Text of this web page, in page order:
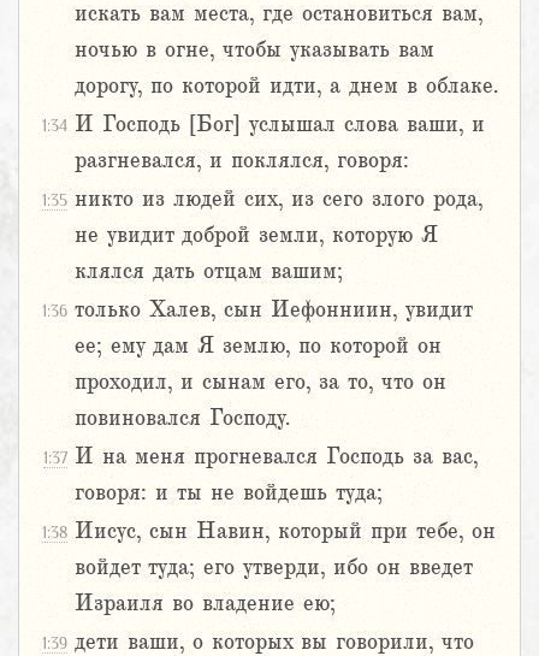
искать вам места, где остановиться вам,
ночью в огне, чтобы указывать вам
дорогу, по которой идти, а днем в облаке.
1:34 И Господь [Бог] услышал слова ваши, и
разгневался, и поклялся, говоря:
1:35 никто из людей сих, из сего злого рода,
не увидит доброй земли, которую Я
клялся дать отцам вашим;
1:36 только Халев, сын Иефонниин, увидит
ее; ему дам Я землю, по которой он
проходил, и сынам его, за то, что он
повиновался Господу.
1:37 И на меня прогневался Господь за вас,
говоря: и ты не войдешь туда;
1:38 Иисус, сын Навин, который при тебе, он
войдет туда; его утверди, ибо он введет
Израиля во владение ею;
1:39 дети ваши, о которых вы говорили, что